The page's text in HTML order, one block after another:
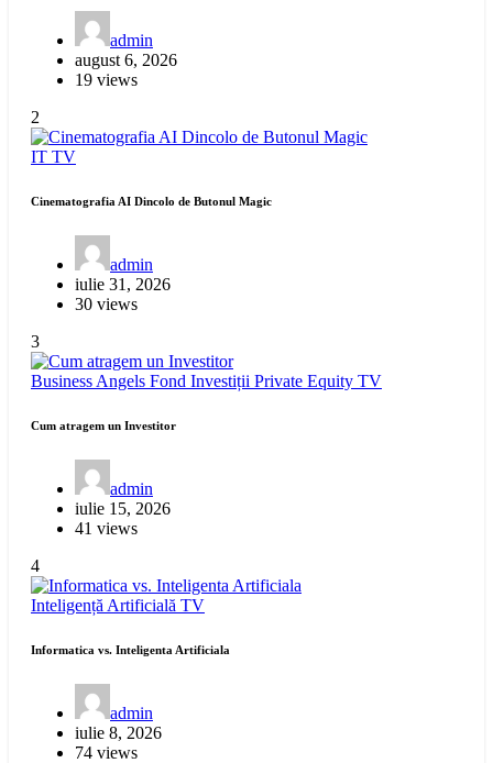
admin
august 6, 2026
19 views
2
IT TV
Cinematografia AI Dincolo de Butonul Magic
admin
iulie 31, 2026
30 views
3
Business Angels Fond Investiții Private Equity TV
Cum atragem un Investitor
admin
iulie 15, 2026
41 views
4
Inteligență Artificială TV
Informatica vs. Inteligenta Artificiala
admin
iulie 8, 2026
74 views